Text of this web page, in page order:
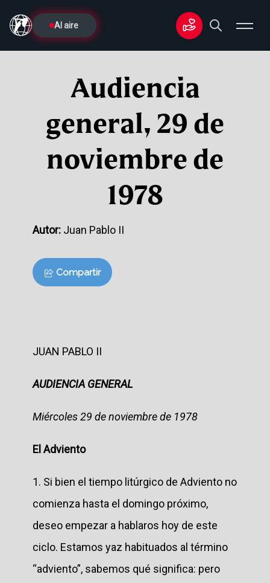
Al aire
Audiencia
general, 29 de
noviembre de
1978
Autor: Juan Pablo II
Compartir
JUAN PABLO II
AUDIENCIA GENERAL
Miércoles 29 de noviembre de 1978
El Adviento
1. Si bien el tiempo litúrgico de Adviento no
comienza hasta el domingo próximo,
deseo empezar a hablaros hoy de este
ciclo. Estamos yaz habituados al término
“adviento”, sabemos qué significa: pero